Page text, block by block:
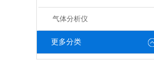
气体分析仪
更多分类